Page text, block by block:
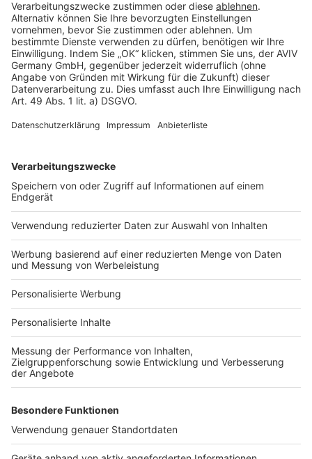
Rechtliches
AGB-Übersicht
Datenschutz
Impressum
Services
Bauprojekt-Quiz
Häuser-Suche
Hausanbieter-Suche
Bauprojekt-Profil
Für Unternehmen
Ihre Baufirma auf bauen.de
Kostenloses Infogespräch